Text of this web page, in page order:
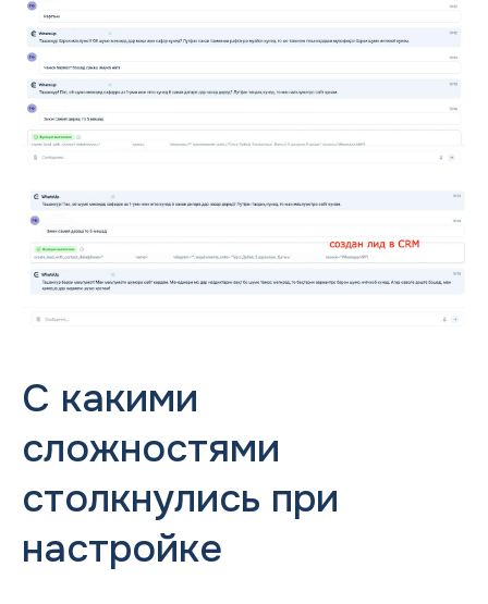
С какими
сложностями
столкнулись при
настройке